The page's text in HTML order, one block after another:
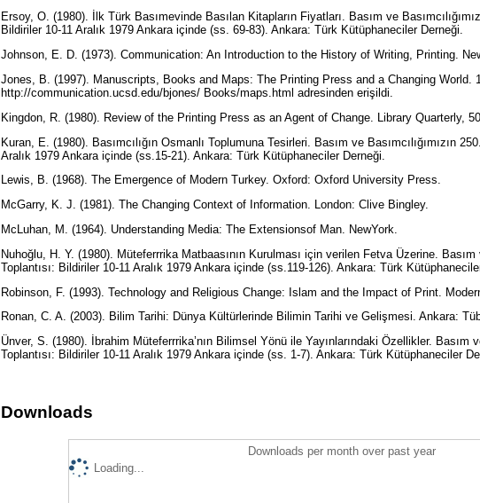
Ersoy, O. (1980). İlk Türk Basımevinde Basılan Kitapların Fiyatları. Basım ve
Bildiriler 10-11 Aralık 1979 Ankara içinde (ss. 69-83). Ankara: Türk Kütüphaneciler Derneği.
Johnson, E. D. (1973). Communication: An Introduction to the History of Writing, Printing.
Jones, B. (1997). Manuscripts, Books and Maps: The Printing Press and a Changing World.
http://communication.ucsd.edu/bjones/ Books/maps.html adresinden erişildi.
Kingdon, R. (1980). Review of the Printing Press as an Agent of Change. Library Quarterly,
Kuran, E. (1980). Basımcılığın Osmanlı Toplumuna Tesirleri. Basım ve Basımcılığımızın
Aralık 1979 Ankara içinde (ss.15-21). Ankara: Türk Kütüphaneciler Derneği.
Lewis, B. (1968). The Emergence of Modern Turkey. Oxford: Oxford University Press.
McGarry, K. J. (1981). The Changing Context of Information. London: Clive Bingley.
McLuhan, M. (1964). Understanding Media: The Extensionsof Man. NewYork.
Nuhoğlu, H. Y. (1980). Müteferrrika Matbaasının Kurulması için verilen Fetva Üzerine. Basım
Toplantısı: Bildiriler 10-11 Aralık 1979 Ankara içinde (ss.119-126). Ankara: Türk
Robinson, F. (1993). Technology and Religious Change: Islam and the Impact of Print.
Ronan, C. A. (2003). Bilim Tarihi: Dünya Kültürlerinde Bilimin Tarihi ve Gelişmesi. Ankara:
Ünver, S. (1980). İbrahim Müteferrrika’nın Bilimsel Yönü ile Yayınlarındaki Özellikler. Basım
Toplantısı: Bildiriler 10-11 Aralık 1979 Ankara içinde (ss. 1-7). Ankara: Türk Kütüphaneciler
Downloads
Downloads per month over past year
Loading...